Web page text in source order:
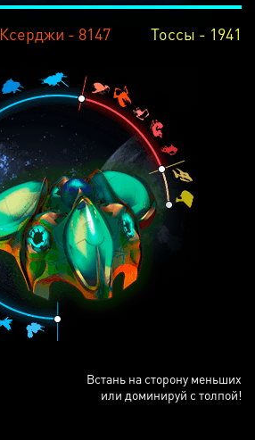
Ксерджи - 8147 Тоссы - 1941
Встань на сторону меньших
или доминируй с толпой!